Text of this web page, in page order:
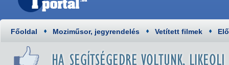
Főoldal Moziműsor, jegyrendelés Vetített filmek